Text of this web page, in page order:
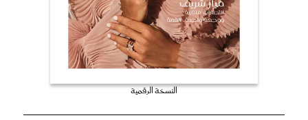
النسخة الرقمية